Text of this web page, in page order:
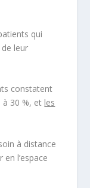
qui
leur
constatent
30 %, et les
à distance
l’espace